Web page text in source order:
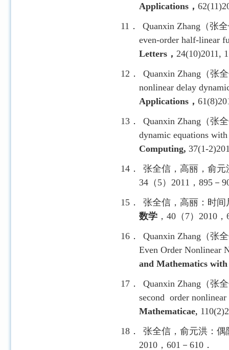
Applications，
11．
Quanxin Zhang （张
even-order half-linear
Letters， 24(10)2011,
12．
Quanxin Zhang （张
nonlinear delay
Applications，
13．
Quanxin Zhang （张
dynamic equations
Computing, 37(1-
14．
张全信，高丽，俞
34（ 5） 2011 ， 895－
15．
张全信，高丽：时
数学， 40（ 7） 2010，
16．
Quanxin Zhang （张
Even Order Nonlinear
and Mathematics
17．
Quanxin Zhang （张
second order
Mathematicae,
18．
张全信，俞元洪：
2010， 601 － 610．